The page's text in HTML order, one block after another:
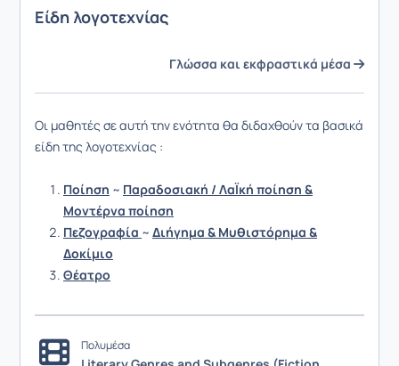
Είδη λογοτεχνίας
Γλώσσα και εκφραστικά μέσα
Οι μαθητές σε αυτή την ενότητα θα διδαχθούν τα βασικά
είδη της λογοτεχνίας :
Ποίηση ~ Παραδοσιακή / ΛαΪκή ποίηση &
Μοντέρνα ποίηση
Πεζογραφία ~ Διήγημα & Μυθιστόρημα &
Δοκίμιο
Θέατρο
Πολυμέσα